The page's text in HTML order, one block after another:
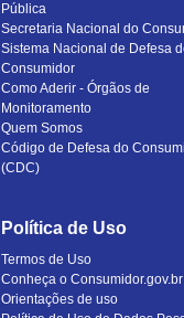
Pública
Secretaria Nacional do
Sistema Nacional de Defesa
Consumidor
Como Aderir - Órgãos de
Monitoramento
Quem Somos
Código de Defesa do
(CDC)
Política de Uso
Termos de Uso
Conheça o Consumidor.gov.br
Orientações de uso